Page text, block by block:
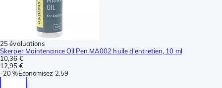
25 évaluations
Skerper Maintenance Oil Pen MA002 huile d'entretien, 10 ml
10,36 €
12,95 €
-20 %Économisez 2,59